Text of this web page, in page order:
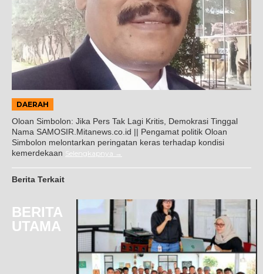
DAERAH
Oloan Simbolon: Jika Pers Tak Lagi Kritis, Demokrasi Tinggal
Nama SAMOSIR.Mitanews.co.id || Pengamat politik Oloan
Simbolon melontarkan peringatan keras terhadap kondisi
kemerdekaan Selengkapnya
Berita Terkait
BERITA
UTAMA